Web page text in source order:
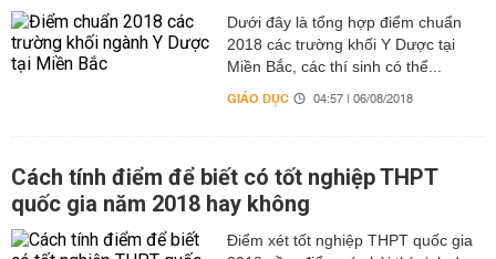
Dưới đây là tổng hợp điểm chuẩn
2018 các trường khối Y Dược tại
Miền Bắc, các thí sinh có thể...
GIÁO DỤC 04:57 | 06/08/2018
Cách tính điểm để biết có tốt nghiệp THPT
quốc gia năm 2018 hay không
Điểm xét tốt nghiệp THPT quốc gia